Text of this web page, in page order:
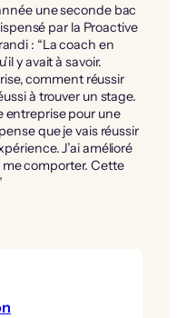
une seconde bac
par la Proactive
: “La coach en
y avait à savoir.
comment réussir
à trouver un stage.
entreprise pour une
que je vais réussir
J’ai amélioré
comporter. Cette